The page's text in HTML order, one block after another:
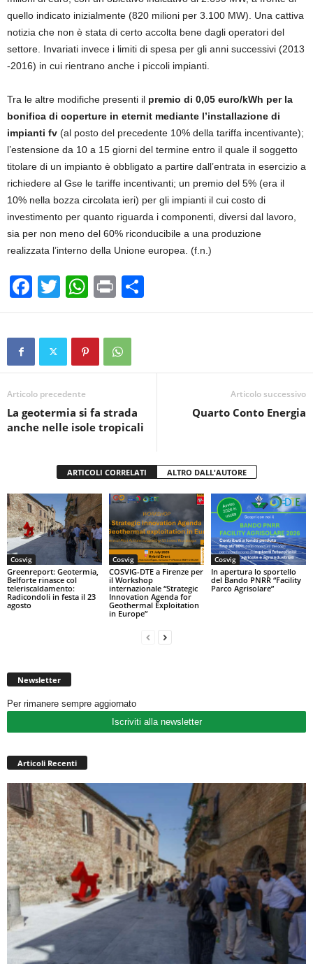
quello indicato inizialmente (820 milioni per 3.100 MW). Una cattiva
notizia che non è stata di certo accolta bene dagli operatori del
settore. Invariati invece i limiti di spesa per gli anni successivi (2013
-2016) in cui rientrano anche i piccoli impianti.
Tra le altre modifiche presenti il premio di 0,05 euro/kWh per la
bonifica di coperture in eternit mediante l’installazione di
impianti fv (al posto del precedente 10% della tariffa incentivante);
l’estensione da 10 a 15 giorni del termine entro il quale il soggetto
titolare di un impianto è obbligato a partire dall’entrata in esercizio a
richiedere al Gse le tariffe incentivanti; un premio del 5% (era il
10% nella bozza circolata ieri) per gli impianti il cui costo di
investimento per quanto riguarda i componenti, diversi dal lavoro,
sia per non meno del 60% riconducibile a una produzione
realizzata l’interno della Unione europea. (f.n.)
F
a
c
b
o
o
T
wi
tt
W
h
at
s
A
p
Pr
in
t
o
vi
Articolo precedente
La geotermia si fa strada
anche nelle isole tropicali
Articolo successivo
Quarto Conto Energia
ARTICOLI CORRELATI ALTRO DALL'AUTORE
Cosvig
Greenreport: Geotermia,
Belforte rinasce col
teleriscaldamento:
Radicondoli in festa il 23
agosto
Cosvig
COSVIG-DTE a Firenze per
il Workshop
internazionale “Strategic
Innovation Agenda for
Geothermal Exploitation
in Europe”
Cosvig
In apertura lo sportello
del Bando PNRR “Facility
Parco Agrisolare”
Newsletter
Per rimanere sempre aggiornato
Iscriviti alla newsletter
Articoli Recenti